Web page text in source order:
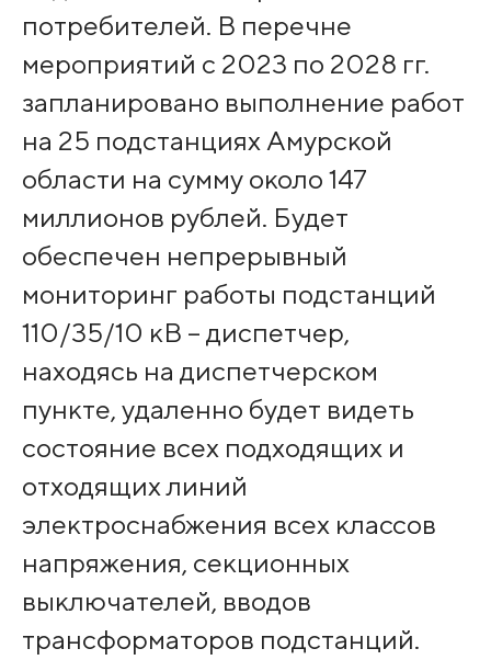
потребителей. В перечне
мероприятий с 2023 по 2028 гг.
запланировано выполнение работ
на 25 подстанциях Амурской
области на сумму около 147
миллионов рублей. Будет
обеспечен непрерывный
мониторинг работы подстанций
110/35/10 кВ – диспетчер,
находясь на диспетчерском
пункте, удаленно будет видеть
состояние всех подходящих и
отходящих линий
электроснабжения всех классов
напряжения, секционных
выключателей, вводов
трансформаторов подстанций.